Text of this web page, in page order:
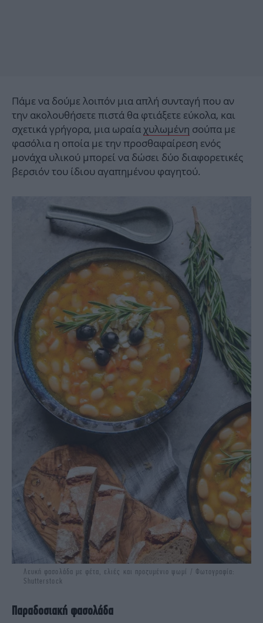
Πάμε να δούμε λοιπόν μια απλή συνταγή που αν
την ακολουθήσετε πιστά θα φτιάξετε εύκολα, και
σχετικά γρήγορα, μια ωραίαχυλωμένη σούπα με
φασόλια η οποία με την προσθαφαίρεση ενός
μονάχα υλικού μπορεί να δώσει δύο διαφορετικές
βερσιόν του ίδιου αγαπημένου φαγητού.
Λευκή φασολάδα με φέτα, ελιές και προζυμένιο ψωμί / Φωτογραφία:
Shutterstock
Παραδοσιακή φασολάδα